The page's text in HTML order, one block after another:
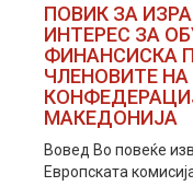
ПОВИК ЗА
ИНТЕРЕС ЗА
ФИНАНСИСКА
ЧЛЕНОВИТЕ
МАКЕДОНИЈА
Вовед Во повеќе
Европската